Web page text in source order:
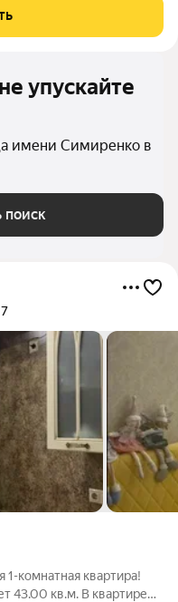
- , расположенный по
упускайте
имени Симиренко в
поиск
комнатная квартира!
43.00 кв.м. В квартире